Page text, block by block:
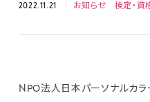
2022.11.21 お知らせ 検定・資
NPO法人日本パーソナルカラ